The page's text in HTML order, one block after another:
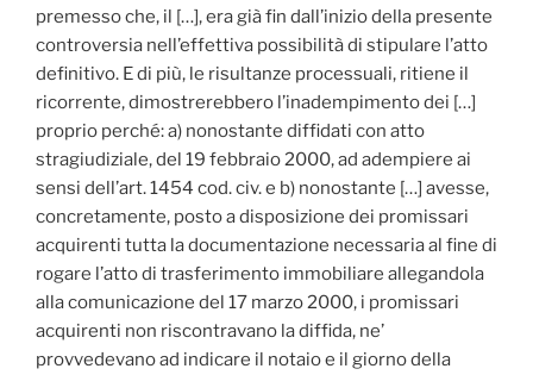
premesso che, il […], era già fin dall’inizio della presente
controversia nell’effettiva possibilità di stipulare l’atto
definitivo. E di più, le risultanze processuali, ritiene il
ricorrente, dimostrerebbero l’inadempimento dei […]
proprio perché: a) nonostante diffidati con atto
stragiudiziale, del 19 febbraio 2000, ad adempiere ai
sensi dell’art. 1454 cod. civ. e b) nonostante […] avesse,
concretamente, posto a disposizione dei promissari
acquirenti tutta la documentazione necessaria al fine di
rogare l’atto di trasferimento immobiliare allegandola
alla comunicazione del 17 marzo 2000, i promissari
acquirenti non riscontravano la diffida, ne’
provvedevano ad indicare il notaio e il giorno della